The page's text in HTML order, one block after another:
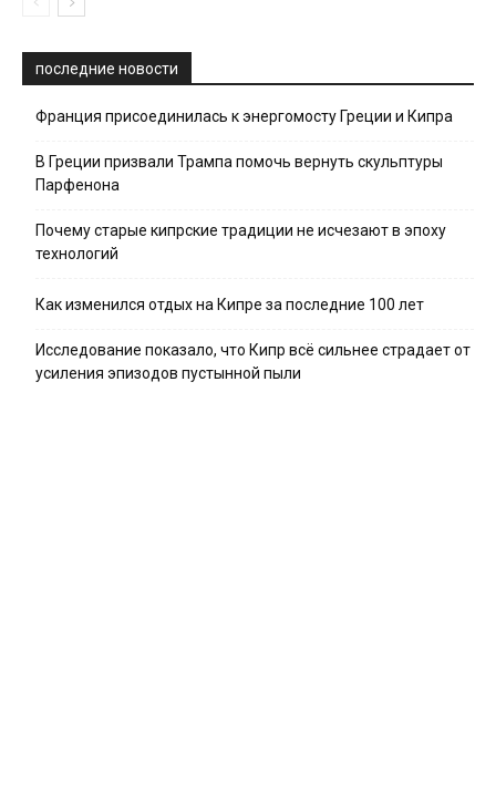
последние новости
Франция присоединилась к энергомосту Греции и Кипра
В Греции призвали Трампа помочь вернуть скульптуры
Парфенона
Почему старые кипрские традиции не исчезают в эпоху
технологий
Как изменился отдых на Кипре за последние 100 лет
Исследование показало, что Кипр всё сильнее страдает от
усиления эпизодов пустынной пыли